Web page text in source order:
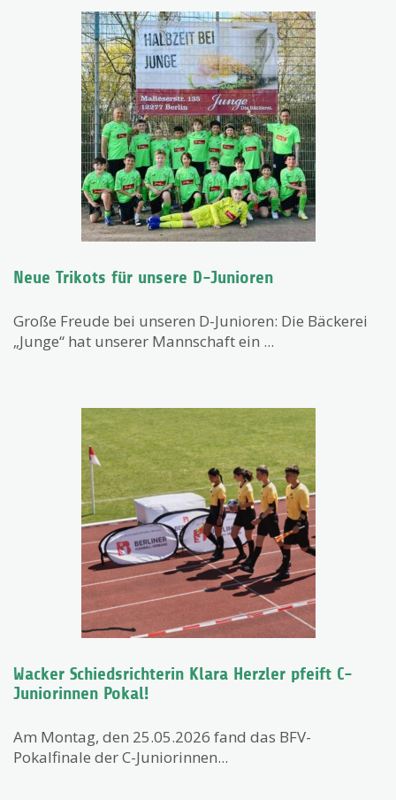
Neue Trikots für unsere D-Junioren
Große Freude bei unseren D-Junioren: Die Bäckerei
„Junge“ hat unserer Mannschaft ein ...
Wacker Schiedsrichterin Klara Herzler pfeift C-
Juniorinnen Pokal!
Am Montag, den 25.05.2026 fand das BFV-
Pokalfinale der C-Juniorinnen...